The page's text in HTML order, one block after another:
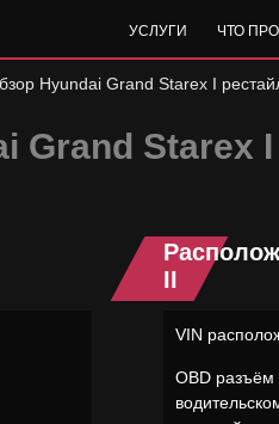
УСЛУГИ ЧТО
Hyundai Grand Starex I
Grand Starex I
II
VIN
OBD разъём